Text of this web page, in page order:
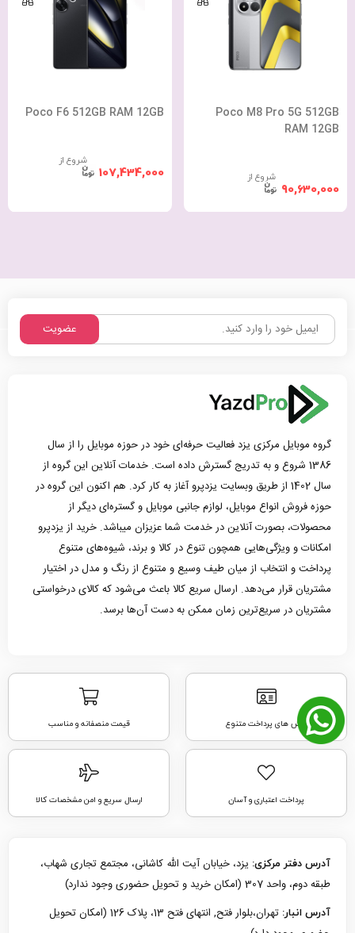
Poco M8 Pro 5G 512GB
RAM 12GB
شروع از
90,630,000
Poco F6 512GB RAM 12GB
شروع از
107,434,000
عضویت
گروه موبایل مرکزی یزد فعالیت حرفه‌ای خود در حوزه موبایل را از سال
1386 شروع و به تدریج گسترش داده است. خدمات آنلاین این گروه از
سال 1402 از طریق وبسایت یزدپرو آغاز به کار کرد. هم اکنون این گروه در
حوزه فروش انواع موبایل، لوازم جانبی موبایل و گستره‌ای دیگر از
محصولات، بصورت آنلاین در خدمت شما عزیزان میباشد. خرید از یزدپرو
امکانات و ویژگی‌هایی همچون تنوع در کالا و برند، شیوه‌های متنوع
پرداخت و انتخاب از میان طیف وسیع و متنوع از رنگ و مدل در اختیار
مشتریان قرار می‌دهد. ارسال سریع کالا باعث می‌شود که کالای درخواستی
مشتریان در سریع‌ترین زمان ممکن به دست آن‌ها برسد.
روش های پرداخت متنوع قیمت منصفانه و مناسب
پرداخت اعتباری و آسان ارسال سریع و امن مشخصات کالا
آدرس دفتر مرکزی: یزد، خیابان آیت الله کاشانی، مجتمع تجاری شهاب،
طبقه دوم، واحد 307 (امکان خرید و تحویل حضوری وجود ندارد)
آدرس انبار:
تهران،بلوار فتح, انتهای فتح 13، پلاک 126 (امکان تحویل